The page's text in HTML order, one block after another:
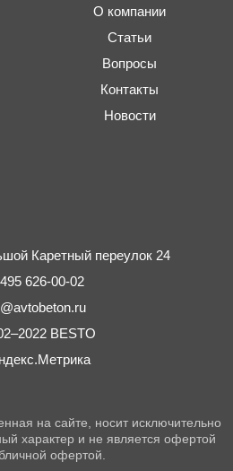
О компании
Статьи
Вопросы
Контакты
Новости
Каретный переулок 24
626-00-02
BESTO
на сайте, носит исключительно
характер и не является офертой
офертой.